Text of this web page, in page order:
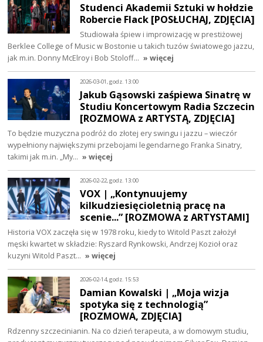
Studenci Akademii Sztuki w hołdzie
Robercie Flack [POSŁUCHAJ, ZDJĘCIA]
Studiowała śpiew i improwizację w prestiżowej
Berklee College of Music w Bostonie u takich tuzów światowego jazzu,
jak m.in. Donny McElroy i Bob Stoloff… » więcej
2026-03-01, godz. 13:00
Jakub Gąsowski zaśpiewa Sinatrę w
Studiu Koncertowym Radia Szczecin
[ROZMOWA z ARTYSTĄ, ZDJĘCIA]
To będzie muzyczna podróż do złotej ery swingu i jazzu – wieczór
wypełniony największymi przebojami legendarnego Franka Sinatry,
takimi jak m.in. „My… » więcej
2026-02-22, godz. 13:00
VOX | „Kontynuujemy
kilkudziesięcioletnią pracę na
scenie...” [ROZMOWA z ARTYSTAMI]
Historia VOX zaczęła się w 1978 roku, kiedy to Witold Paszt założył
męski kwartet w składzie: Ryszard Rynkowski, Andrzej Kozioł oraz
kuzyni Witold Paszt… » więcej
2026-02-14, godz. 15:53
Damian Kowalski | „Moja wizja
spotyka się z technologią”
[ROZMOWA, ZDJĘCIA]
Rdzenny szczecinianin. Na co dzień terapeuta, a w domowym studiu,